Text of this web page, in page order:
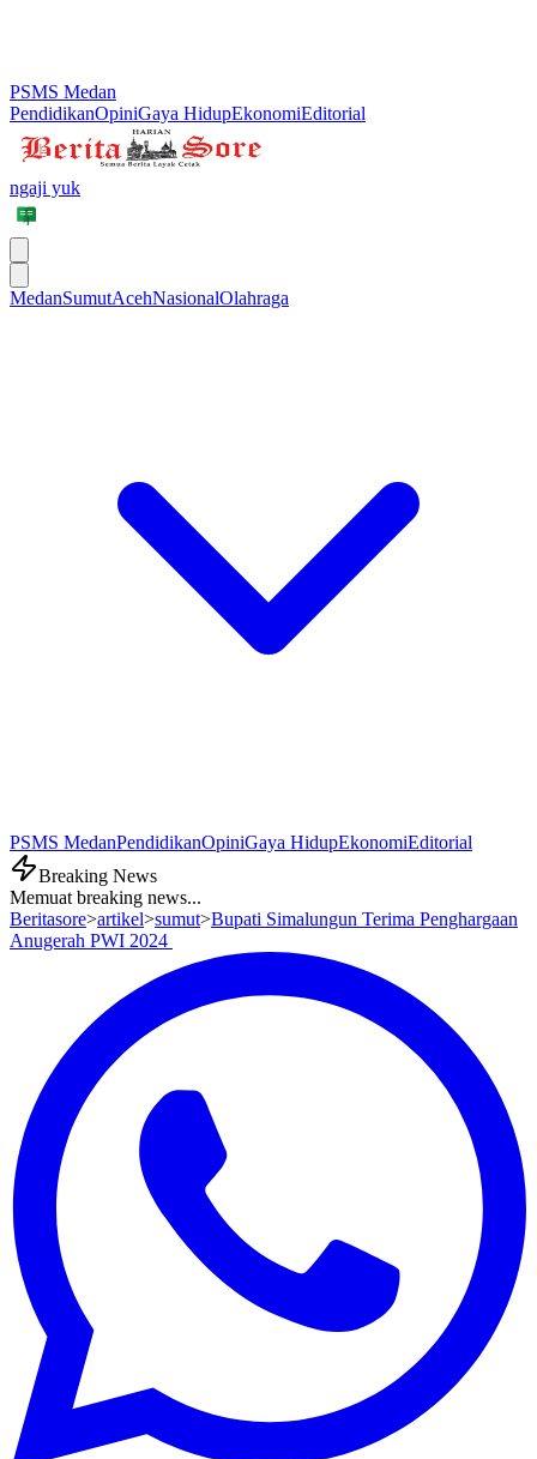
PSMS Medan
PendidikanOpiniGaya HidupEkonomiEditorial
ngaji yuk
MedanSumutAcehNasionalOlahraga
PSMS MedanPendidikanOpiniGaya HidupEkonomiEditorial
Breaking News
Memuat breaking news...
Beritasore>artikel>sumut>Bupati Simalungun Terima Penghargaan
Anugerah PWI 2024